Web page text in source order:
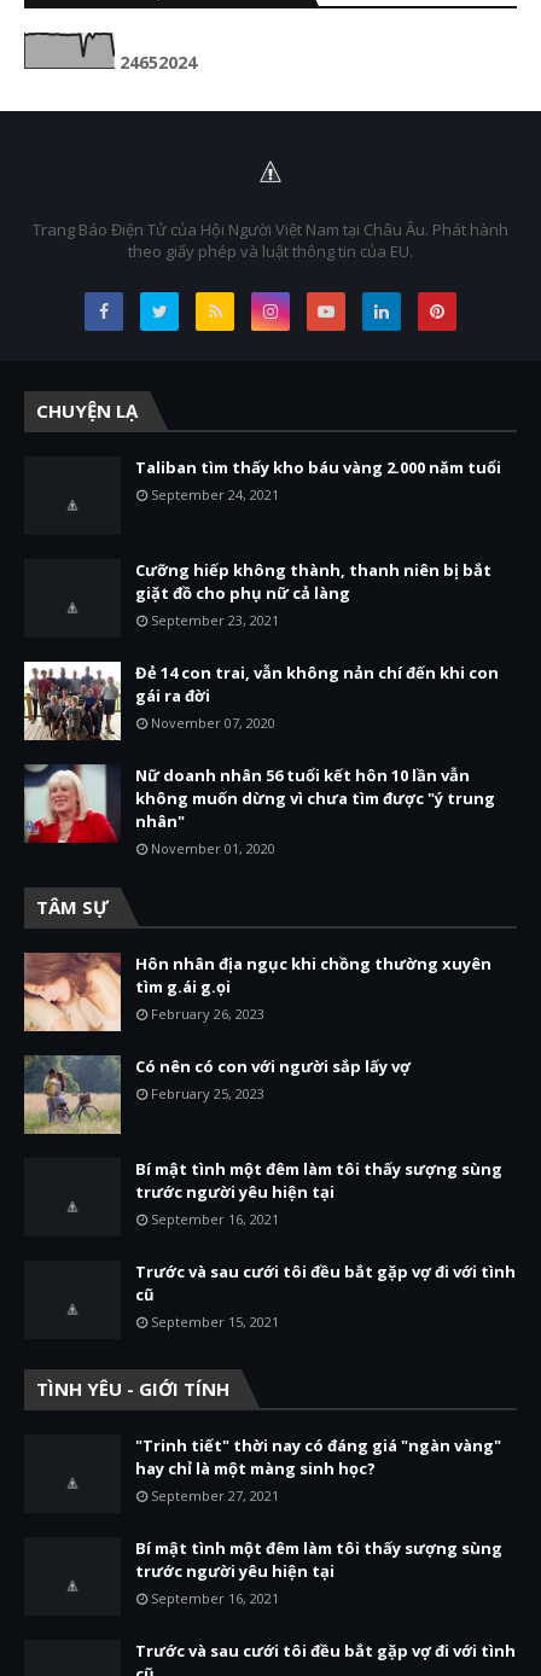
24652024
Trang Báo Điện Tử của Hội Người Việt Nam tại Châu Âu. Phát hành
theo giấy phép và luật thông tin của EU.
CHUYỆN LẠ
Taliban tìm thấy kho báu vàng 2.000 năm tuổi
September 24, 2021
Cưỡng hiếp không thành, thanh niên bị bắt
giặt đồ cho phụ nữ cả làng
September 23, 2021
Đẻ 14 con trai, vẫn không nản chí đến khi con
gái ra đời
November 07, 2020
Nữ doanh nhân 56 tuổi kết hôn 10 lần vẫn
không muốn dừng vì chưa tìm được "ý trung
nhân"
November 01, 2020
TÂM SỰ
Hôn nhân địa ngục khi chồng thường xuyên
tìm g.ái g.ọi
February 26, 2023
Có nên có con với người sắp lấy vợ
February 25, 2023
Bí mật tình một đêm làm tôi thấy sượng sùng
trước người yêu hiện tại
September 16, 2021
Trước và sau cưới tôi đều bắt gặp vợ đi với tình
cũ
September 15, 2021
TÌNH YÊU - GIỚI TÍNH
"Trinh tiết" thời nay có đáng giá "ngàn vàng"
hay chỉ là một màng sinh học?
September 27, 2021
Bí mật tình một đêm làm tôi thấy sượng sùng
trước người yêu hiện tại
September 16, 2021
Trước và sau cưới tôi đều bắt gặp vợ đi với tình